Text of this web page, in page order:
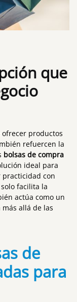
que
productos
refuercen la
bolsas de compra
ideal para
con
facilita la
actúa como un
allá de las
de
para